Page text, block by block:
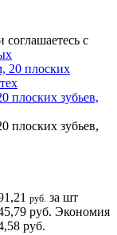
с
плоских зубьев,
плоских зубьев,
руб. за шт
руб. Экономия
руб.